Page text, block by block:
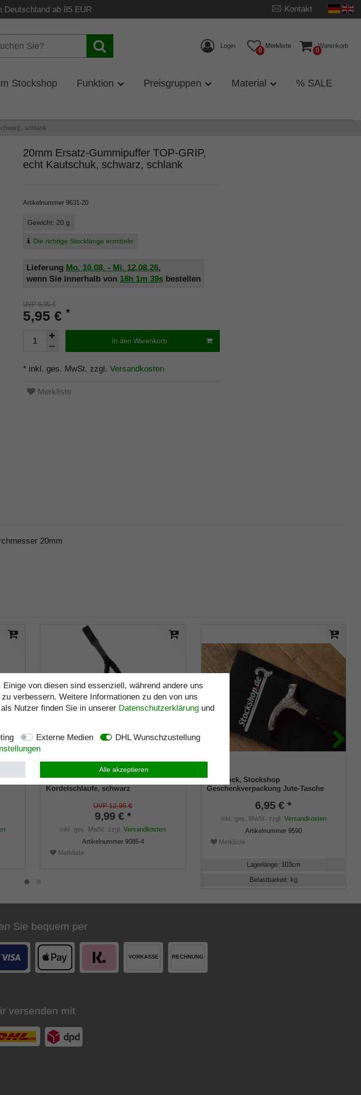
Deutschland ab 85 EUR Kontakt
Login
0
Merkliste
0
Warenkorb
Stockshop Funktion Preisgruppen Material % SALE
schlank
20mm Ersatz-Gummipuffer TOP-GRIP,
echt Kautschuk, schwarz, schlank
Artikelnummer 9631-20
Gewicht: 20 g
Die richtige Stocklänge ermitteln
Lieferung Mo. 10.08. - Mi. 12.08.26,
wenn Sie innerhalb von 18h 1m 38sbestellen
UVP 6,95 €
5,95 € *
In den Warenkorb
* inkl. ges. MwSt. zzgl. Versandkosten
Merkliste
20mm
Gehstock TRAGSCHLAUFE,
Kordelschlaufe, schwarz
UVP 12,95 €
9,99 € *
inkl. ges. MwSt. zzgl.Versandkosten
Artikelnummer 9085-4
Merkliste
Gehstock, Stockshop
Geschenkverpackung Jute-Tasche
6,95 € *
inkl. ges. MwSt. zzgl. Versandkosten
Artikelnummer 9590
Merkliste
Lagerlänge: 103cm
Belastbarkeit: kg
Sie bequem per
versenden mit
von diesen sind essenziell, während andere uns
verbessern. Weitere Informationen zu den von uns
Nutzer finden Sie in unserer Daten­schutz­erklärungund
Externe Medien
DHL Wunschzustellung
Alle akzeptieren